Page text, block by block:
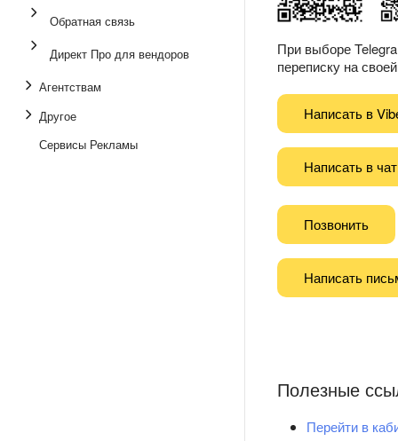
Обратная связь
Директ Про для вендоров
Агентствам
Другое
Сервисы Рекламы
При выборе
переписку на
Написать в
Написать в чат
Позвонить
Написать
Полезные
Перейти в